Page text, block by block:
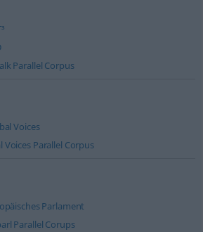
Parallel Corpus
Voices
Voices Parallel Corpus
Parlament
Parallel Corups